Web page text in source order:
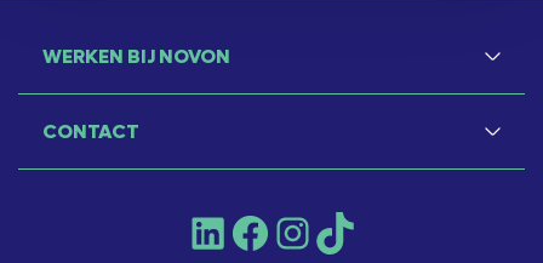
WERKEN BIJ NOVON
CONTACT
LinkedInFacebookInstagram
TikTok